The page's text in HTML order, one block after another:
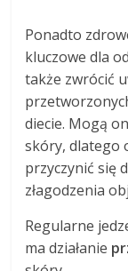
Ponadto
kluczowe dla
także zwrócić
diecie. Mogą
skóry, dlatego
przyczynić się
złagodzenia
Regularne
ma działanie